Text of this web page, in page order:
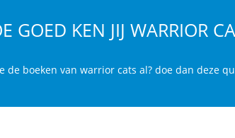
GOED KEN JIJ WARRIOR
de boeken van warrior cats al? doe dan deze